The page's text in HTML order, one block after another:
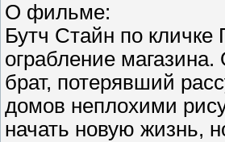
О фильме:
Бутч Стайн по
ограбление
брат, потерявший
домов неплохими
начать новую жизнь,